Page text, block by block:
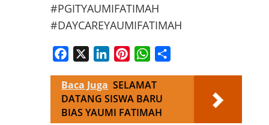
#PGITYAUMIFATIMAH
#DAYCAREYAUMIFATIMAH
Facebook LinkedInPinterestWhatsApp
Baca Juga SELAMAT
DATANG SISWA BARU
BIAS YAUMI FATIMAH